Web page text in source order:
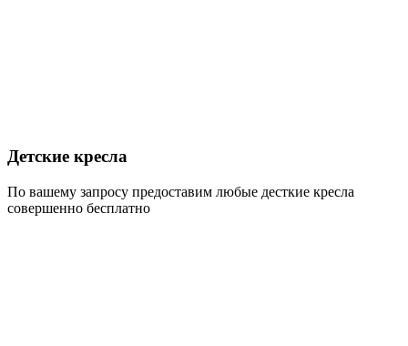
Детские кресла
По вашему запросу предоставим любые десткие кресла
совершенно бесплатно